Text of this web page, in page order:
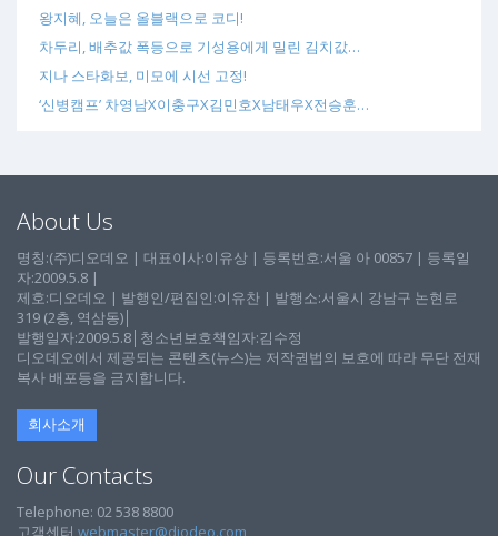
왕지혜, 오늘은 올블랙으로 코디!
차두리, 배추값 폭등으로 기성용에게 밀린 김치값…
지나 스타화보, 미모에 시선 고정!
‘신병캠프’ 차영남X이충구X김민호X남태우X전승훈…
About Us
명칭:(주)디오데오 | 대표이사:이유상 | 등록번호:서울 아 00857 | 등록일
자:2009.5.8 |
제호:디오데오 | 발행인/편집인:이유찬 | 발행소:서울시 강남구 논현로
319 (2층, 역삼동)│
발행일자:2009.5.8│청소년보호책임자:김수정
디오데오에서 제공되는 콘텐츠(뉴스)는 저작권법의 보호에 따라 무단 전재
복사 배포등을 금지합니다.
회사소개
Our Contacts
Telephone: 02 538 8800
고객센터 webmaster@diodeo.com